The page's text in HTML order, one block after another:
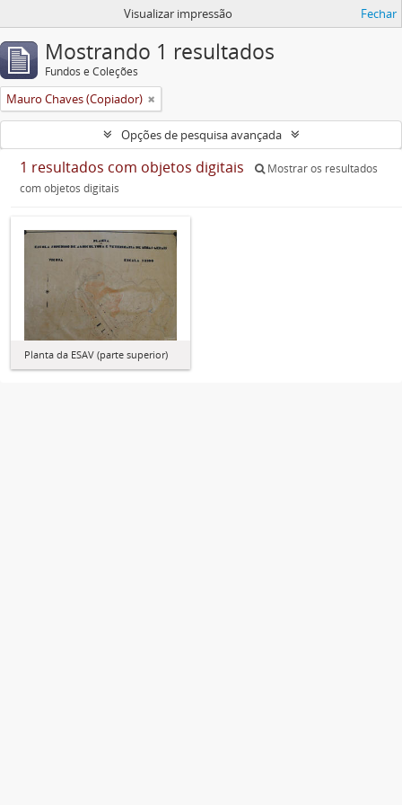
Visualizar impressão Fechar
Mostrando 1 resultados
Fundos e Coleções
Mauro Chaves (Copiador)
Opções de pesquisa avançada
1 resultados com objetos digitais
Mostrar os resultados
com objetos digitais
Planta da ESAV (parte superior)